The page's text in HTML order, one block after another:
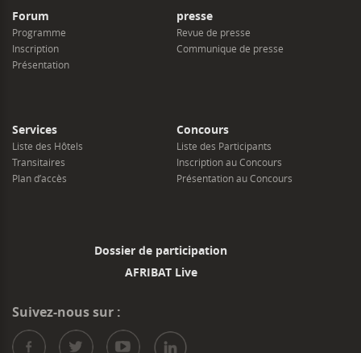
Forum
Présentation
Programme
Inscription
presse
Communique de presse
Revue de presse
Services
Plan d’accès
Liste des Hôtels
Transitaires
Concours
Présentation au Concours
Liste des Participants
Inscription au Concours
Dossier de participation
AFRIBAT Live
Suivez-nous sur :